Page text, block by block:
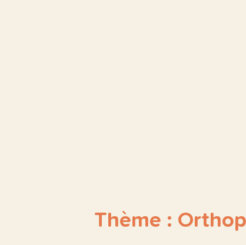
Thème :